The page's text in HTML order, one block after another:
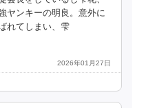
ヤンキーの明良。意外に
れてしまい、雫
2026年01月27日